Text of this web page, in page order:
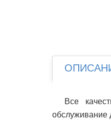
Все
обслуживание